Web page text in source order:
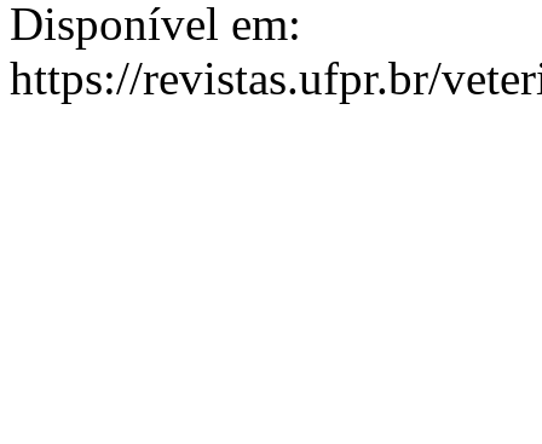
Disponível em:
https://revistas.ufpr.br/